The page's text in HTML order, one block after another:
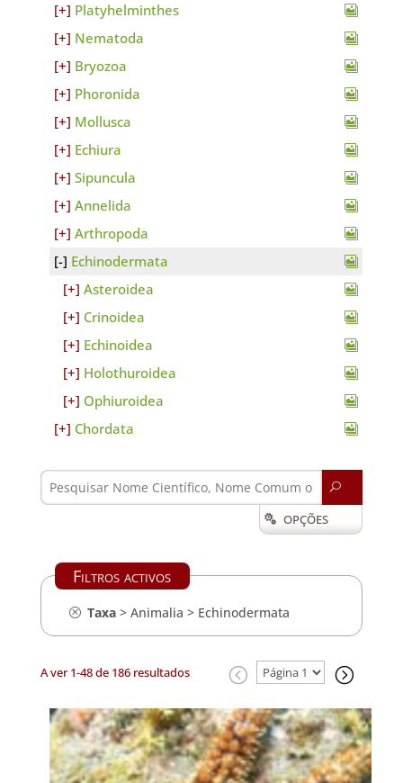
Platyhelminthes
Nematoda
Bryozoa
Phoronida
Mollusca
Echiura
Sipuncula
Annelida
Arthropoda
Echinodermata
Asteroidea
Crinoidea
Echinoidea
Holothuroidea
Ophiuroidea
Chordata
U
 OPÇÕES
Filtros activos
Taxa> Animalia > Echinodermata
A ver 1-48 de 186 resultados